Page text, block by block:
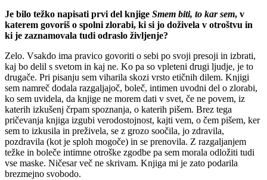
Je bilo težko napisati prvi del knjige Smem biti, to kar sem, v
katerem govoriš o spolni zlorabi, ki si jo doživela v otroštvu in
ki je zaznamovala tudi odraslo življenje?
Zelo. Vsakdo ima pravico govoriti o sebi po svoji presoji in izbrati,
kaj bo delil s svetom in kaj ne. Ko pa so vpleteni drugi ljudje, je to
drugače. Pri pisanju sem viharila skozi vrsto etičnih dilem. Knjigi
sem namreč dodala razgaljajoč, boleč, intimen uvodni del o zlorabi,
ko sem uvidela, da knjige ne morem dati v svet, če ne povem, iz
katerih izkušenj črpam spoznanja, o katerih pišem. Brez tega
pričevanja knjiga izgubi verodostojnost, kajti vem, o čem pišem, ker
sem to izkusila in preživela, se z grozo soočila, jo zdravila,
pozdravila (kot je sploh mogoče) in se prenovila. Z razgaljanjem
težke in boleče intimne otroške zgodbe pa sem morala odložiti tudi
vse maske. Ničesar več ne skrivam. Knjiga mi je zato podarila
brezmejno svobodo.